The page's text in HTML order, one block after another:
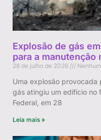
Explosão de gás
para a manutenção
28 de julho de 2026
Uma explosão
gás atingiu um edifício no
Federal, em 28
Leia mais »